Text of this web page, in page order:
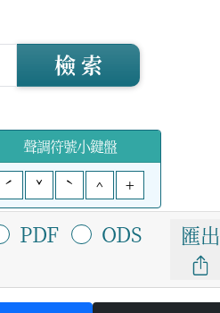
檢 索
聲調符號小鍵盤
ˊ
ˇ ˋ ^ +
PDF ODS 匯出